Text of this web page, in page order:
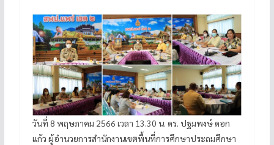
วันที่ 8 พฤษภาคม 2566 เวลา 13.30 น. ดร. ปฐมพงษ์ ดอก
แก้ว ผู้อำนวยการสำนักงานเขตพื้นที่การศึกษาประถมศึกษา